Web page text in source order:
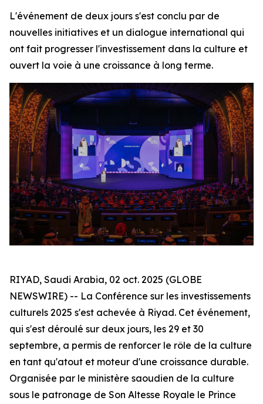
L'événement de deux jours s'est conclu par de
nouvelles initiatives et un dialogue international qui
ont fait progresser l'investissement dans la culture et
ouvert la voie à une croissance à long terme.
RIYAD, Saudi Arabia, 02 oct. 2025 (GLOBE
NEWSWIRE) -- La Conférence sur les investissements
culturels 2025 s'est achevée à Riyad. Cet événement,
qui s'est déroulé sur deux jours, les 29 et 30
septembre, a permis de renforcer le rôle de la culture
en tant qu'atout et moteur d'une croissance durable.
Organisée par le ministère saoudien de la culture
sous le patronage de Son Altesse Royale le Prince